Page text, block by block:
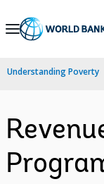
Skip
Navigation
Understanding Poverty